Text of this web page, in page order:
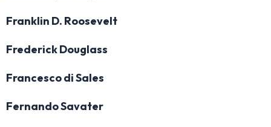
Franklin D. Roosevelt
Frederick Douglass
Francesco di Sales
Fernando Savater